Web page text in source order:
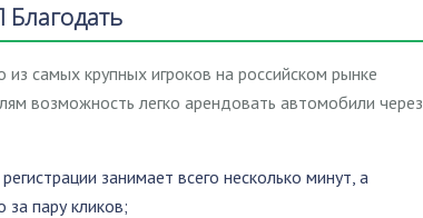
самых крупных игроков на российском рынке
возможность легко арендовать автомобили через
занимает всего несколько минут, а
пару кликов;